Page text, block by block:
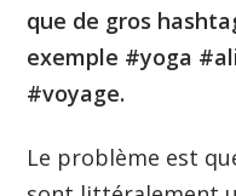
que de gros
exemple #yoga
#voyage.
Le problème est